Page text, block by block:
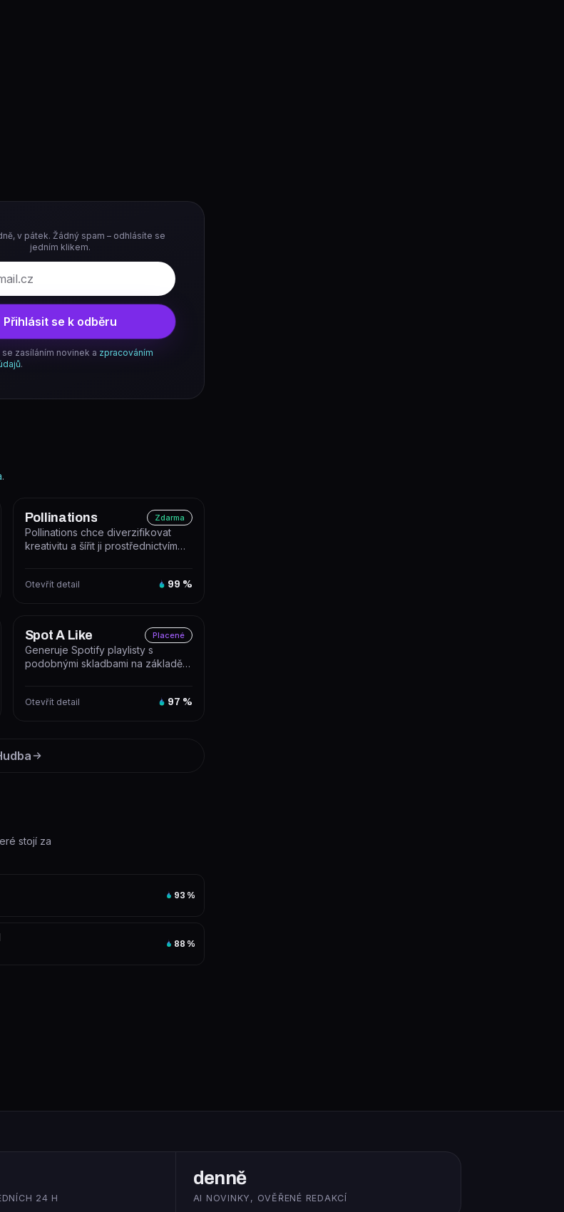
v pátek. Žádný spam – odhlásíte se
jedním klikem.
Přihlásit se k odběru
se zasíláním novinek a zpracováním
.
.
Pollinations Zdarma
Pollinations chce diverzifikovat
kreativitu a šířit ji prostřednictvím
Otevřít detail 99 %
Spot A Like Placené
Generuje Spotify playlisty s
podobnými skladbami na základě
Otevřít detail 97 %
stojí za
93 %
88 %
24 H
denně
AI NOVINKY, OVĚŘENÉ REDAKCÍ